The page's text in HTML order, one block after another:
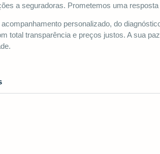
a seguradoras. Prometemos uma resposta
personalizado, do
total transparência e preços justos. A sua